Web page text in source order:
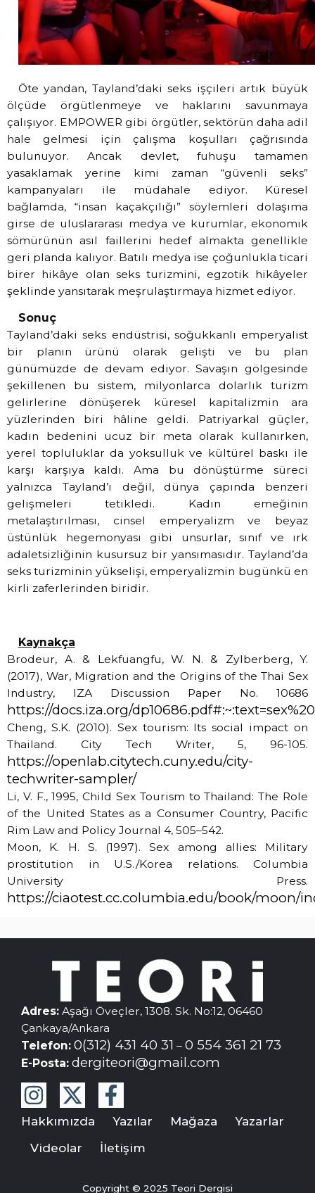
Öte yandan, Tayland’daki seks işçileri artık büyük
ölçüde örgütlenmeye ve haklarını savunmaya
çalışıyor. EMPOWER gibi örgütler, sektörün daha adil
hale gelmesi için çalışma koşulları çağrısında
bulunuyor. Ancak devlet, fuhuşu tamamen
yasaklamak yerine kimi zaman “güvenli seks”
kampanyaları ile müdahale ediyor. Küresel
bağlamda, “insan kaçakçılığı” söylemleri dolaşıma
girse de uluslararası medya ve kurumlar, ekonomik
sömürünün asıl faillerini hedef almakta genellikle
geri planda kalıyor. Batılı medya ise çoğunlukla ticari
birer hikâye olan seks turizmini, egzotik hikâyeler
şeklinde yansıtarak meşrulaştırmaya hizmet ediyor.
Sonuç
Tayland’daki seks endüstrisi, soğukkanlı emperyalist
bir planın ürünü olarak gelişti ve bu plan
günümüzde de devam ediyor. Savaşın gölgesinde
şekillenen bu sistem, milyonlarca dolarlık turizm
gelirlerine dönüşerek küresel kapitalizmin ara
yüzlerinden biri hâline geldi. Patriyarkal güçler,
kadın bedenini ucuz bir meta olarak kullanırken,
yerel topluluklar da yoksulluk ve kültürel baskı ile
karşı karşıya kaldı. Ama bu dönüştürme süreci
yalnızca Tayland’ı değil, dünya çapında benzeri
gelişmeleri tetikledi. Kadın emeğinin
metalaştırılması, cinsel emperyalizm ve beyaz
üstünlük hegemonyası gibi unsurlar, sınıf ve ırk
adaletsizliğinin kusursuz bir yansımasıdır. Tayland’da
seks turizminin yükselişi, emperyalizmin bugünkü en
kirli zaferlerinden biridir.
Kaynakça
Brodeur, A. & Lekfuangfu, W. N. & Zylberberg, Y.
(2017), War, Migration and the Origins of the Thai Sex
Industry, IZA Discussion Paper No. 10686
https://docs.iza.org/
Cheng, S.K. (2010). Sex tourism: Its social impact on
Thailand. City Tech Writer, 5, 96-105.
https://openlab.citytech.cuny.edu/city-
techwriter-sampler/
Li, V. F., 1995, Child Sex Tourism to Thailand: The Role
of the United States as a Consumer Country, Pacific
Rim Law and Policy Journal 4, 505–542.
Moon, K. H. S. (1997). Sex among allies: Military
prostitution in U.S./Korea relations. Columbia
University Press.
https://ciaotest.cc.columbia.edu/book/moon/
Adres: Aşağı Öveçler, 1308. Sk. No:12, 06460
Çankaya/Ankara
Telefon: 0(312) 431 40 31 – 0 554 361 21 73
E-Posta: dergiteori@gmail.com
Hakkımızda Yazılar Mağaza
Yazarlar
Videolar
İletişim
Copyright © 2025 Teori Dergisi